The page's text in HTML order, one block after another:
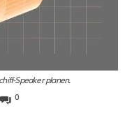
Speaker planen.
0